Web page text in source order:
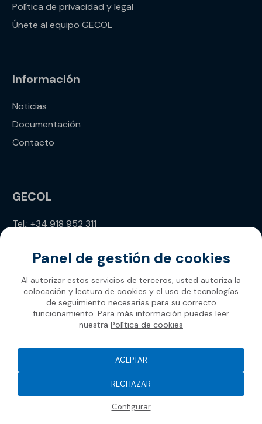
Política de privacidad y legal
Únete al equipo GECOL
Información
Noticias
Documentación
Contacto
GECOL
Tel.: +34 918 952 311
Gecol 2026
Panel de gestión de cookies
Al autorizar estos servicios de terceros, usted autoriza la
colocación y lectura de cookies y el uso de tecnologías
de seguimiento necesarias para su correcto
funcionamiento. Para más información puedes leer
nuestra Política de cookies
RECHAZAR
Configurar
ACEPTAR